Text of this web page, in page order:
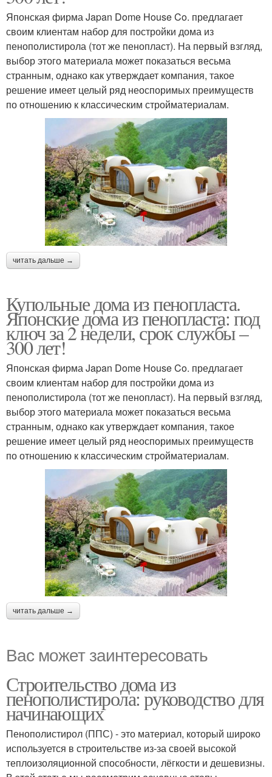
Японская фирма Japan Dome House Co. предлагает
своим клиентам набор для постройки дома из
пенополистирола (тот же пенопласт). На первый взгляд,
выбор этого материала может показаться весьма
странным, однако как утверждает компания, такое
решение имеет целый ряд неоспоримых преимуществ
по отношению к классическим стройматериалам.
читать дальше →
Купольные дома из пенопласта.
Японские дома из пенопласта: под
ключ за 2 недели, срок службы –
300 лет!
Японская фирма Japan Dome House Co. предлагает
своим клиентам набор для постройки дома из
пенополистирола (тот же пенопласт). На первый взгляд,
выбор этого материала может показаться весьма
странным, однако как утверждает компания, такое
решение имеет целый ряд неоспоримых преимуществ
по отношению к классическим стройматериалам.
читать дальше →
Вас может заинтересовать
Строительство дома из
пенополистирола: руководство для
начинающих
Пенополистирол (ППС) - это материал, который широко
используется в строительстве из-за своей высокой
теплоизоляционной способности, лёгкости и дешевизны.